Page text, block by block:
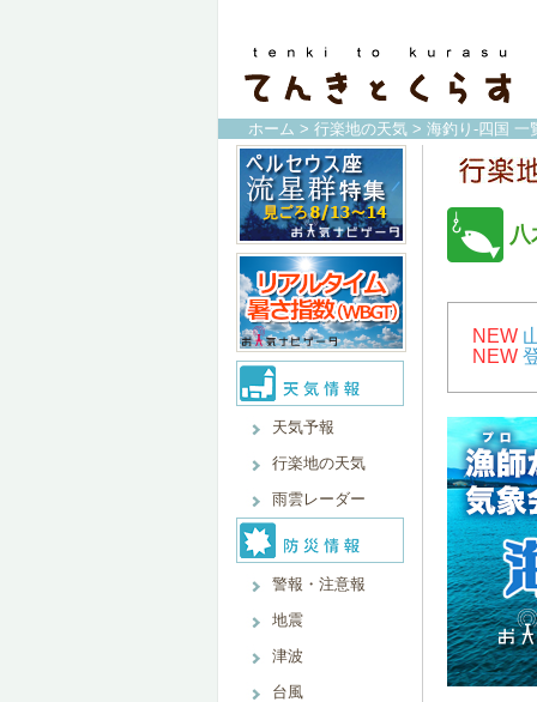
ホーム > 行楽地の天気 > 海釣り-四国 一
天気予報
行楽地の天気
雨雲レーダー
警報・注意報
地震
津波
台風
八
NEW
NEW